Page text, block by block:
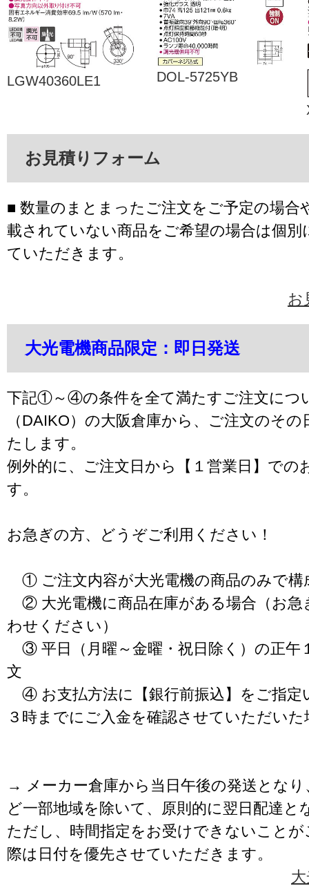
LGW40360LE1 DOL-5725YB
お見積りフォーム
■ 数量のまとまったご注文をご予定の場合
載されていない商品をご希望の場合は個別
ていただきます。
お
大光電機商品限定：即日発送
下記①～④の条件を全て満たすご注文につ
（DAIKO）の大阪倉庫から、ご注文のそ
たします。
例外的に、ご注文日から【１営業日】での
す。
お急ぎの方、どうぞご利用ください！
① ご注文内容が大光電機の商品のみで構
② 大光電機に商品在庫がある場合（お急
わせください）
③ 平日（月曜～金曜・祝日除く）の正午
文
④ お支払方法に【銀行前振込】をご指定
３時までにご入金を確認させていただいた
→ メーカー倉庫から当日午後の発送となり
ど一部地域を除いて、原則的に翌日配達と
ただし、時間指定をお受けできないこと
際は日付を優先させていただきます。